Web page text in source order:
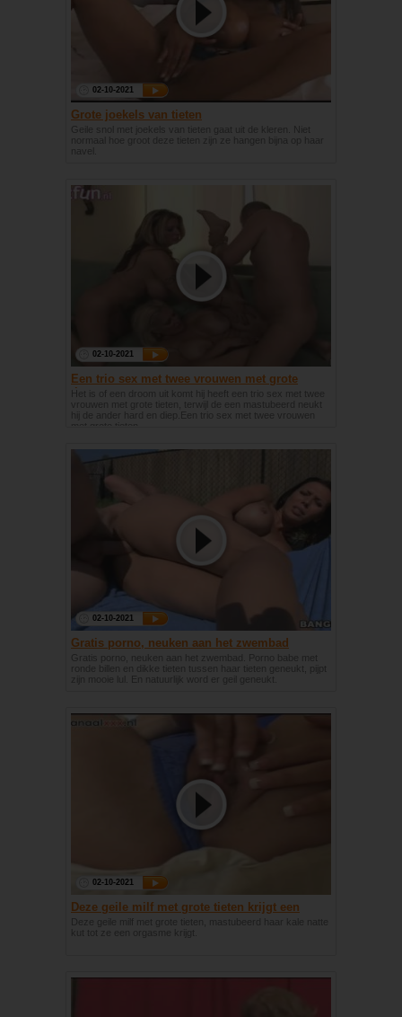
02-10-2021
Grote joekels van tieten
Geile snol met joekels van tieten gaat uit de kleren. Niet
normaal hoe groot deze tieten zijn ze hangen bijna op haar
navel.
02-10-2021
Een trio sex met twee vrouwen met grote
tieten
Het is of een droom uit komt hij heeft een trio sex met twee
vrouwen met grote tieten, terwijl de een mastubeerd neukt
hij de ander hard en diep.Een trio sex met twee vrouwen
02-10-2021
Gratis porno, neuken aan het zwembad
Gratis porno, neuken aan het zwembad. Porno babe met
ronde billen en dikke tieten tussen haar tieten geneukt, pijpt
zijn mooie lul. En natuurlijk word er geil geneukt.
02-10-2021
Deze geile milf met grote tieten krijgt een
orgasme
Deze geile milf met grote tieten, mastubeerd haar kale natte
kut tot ze een orgasme krijgt.